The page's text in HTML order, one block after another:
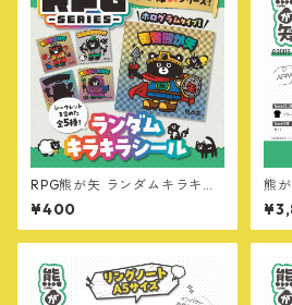
RPG熊が矢 ランダムキラキラ
シール
¥400
熊
【
er】